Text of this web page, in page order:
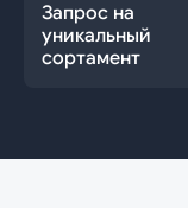
Запрос на
уникальный
сортамент